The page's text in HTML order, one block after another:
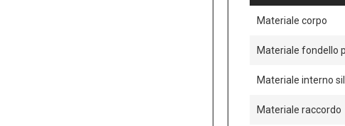
Materiale corpo
Materiale fondello
Materiale interno
Materiale raccordo